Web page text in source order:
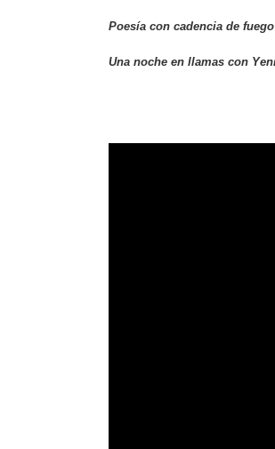
Poesía con cadencia de fuego
Una noche en llamas con